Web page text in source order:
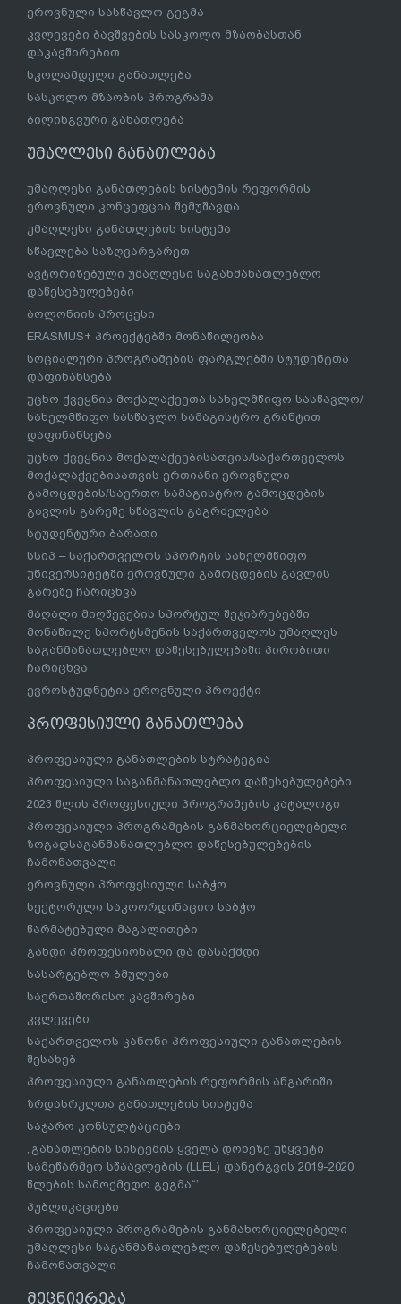
ეროვნული სასწავლო გეგმა
კვლევები ბავშვების სასკოლო მზაობასთან
დაკავშირებით
სკოლამდელი განათლება
სასკოლო მზაობის პროგრამა
ბილინგვური განათლება
უმაღლესი განათლება
უმაღლესი განათლების სისტემის რეფორმის
ეროვნული კონცეფცია შემუშავდა
უმაღლესი განათლების სისტემა
სწავლება საზღვარგარეთ
ავტორიზებული უმაღლესი საგანმანათლებლო
დაწესებულებები
ბოლონიის პროცესი
ERASMUS+ პროექტებში მონაწილეობა
სოციალური პროგრამების ფარგლებში სტუდენტთა
დაფინანსება
უცხო ქვეყნის მოქალაქეეთა სახელმწიფო სასწავლო/
სახელმწიფო სასწავლო სამაგისტრო გრანტით
დაფინანსება
უცხო ქვეყნის მოქალაქეებისათვის/საქართველოს
მოქალაქეებისათვის ერთიანი ეროვნული
გამოცდების/საერთო სამაგისტრო გამოცდების
გავლის გარეშე სწავლის გაგრძელება
სტუდენტური ბარათი
სსიპ – საქართველოს სპორტის სახელმწიფო
უნივერსიტეტში ეროვნული გამოცდების გავლის
გარეშე ჩარიცხვა
მაღალი მიღწევების სპორტულ შეჯიბრებებში
მონაწილე სპორტსმენის საქართველოს უმაღლეს
საგანმანათლებლო დაწესებულებაში პირობითი
ჩარიცხვა
ევროსტუდნეტის ეროვნული პროექტი
პროფესიული განათლება
პროფესიული განათლების სტრატეგია
პროფესიული საგანმანათლებლო დაწესებულებები
2023 წლის პროფესიული პროგრამების კატალოგი
პროფესიული პროგრამების განმახორციელებელი
ზოგადსაგანმანათლებლო დაწესებულებების
ჩამონათვალი
ეროვნული პროფესიული საბჭო
სექტორული საკოორდინაციო საბჭო
წარმატებული მაგალითები
გახდი პროფესიონალი და დასაქმდი
სასარგებლო ბმულები
საერთაშორისო კავშირები
კვლევები
საქართველოს კანონი პროფესიული განათლების
შესახებ
პროფესიული განათლების რეფორმის ანგარიში
ზრდასრულთა განათლების სისტემა
საჯარო კონსულტაციები
„განათლების სისტემის ყველა დონეზე უწყვეტი
სამეწარმეო სწაავლების (LLEL) დანერგვის 2019-2020
წლების სამოქმედო გეგმა“’
პუბლიკაციები
პროფესიული პროგრამების განმახორციელებელი
უმაღლესი საგანმანათლებლო დაწესებულებების
ჩამონათვალი
მეცნიერება